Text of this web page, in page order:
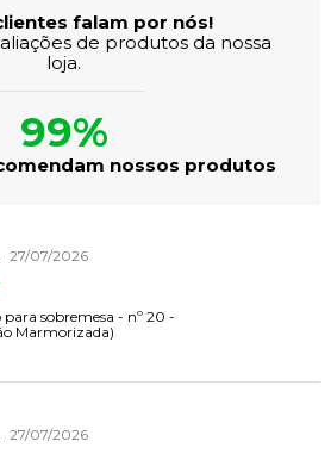
falam por nós!
de produtos da nossa
loja.
99%
nossos produtos
27/07/2026
sobremesa - nº 20 -
Marmorizada)
27/07/2026